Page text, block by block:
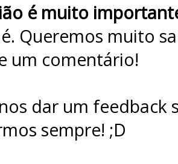
é muito
Queremos muito
um comentário!
dar um
sempre! ;D